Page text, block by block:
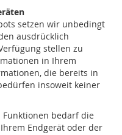
setzen wir unbedingt
ausdrücklich
stellen zu
in Ihrem
die bereits in
insoweit keiner
bedarf die
Endgerät oder der